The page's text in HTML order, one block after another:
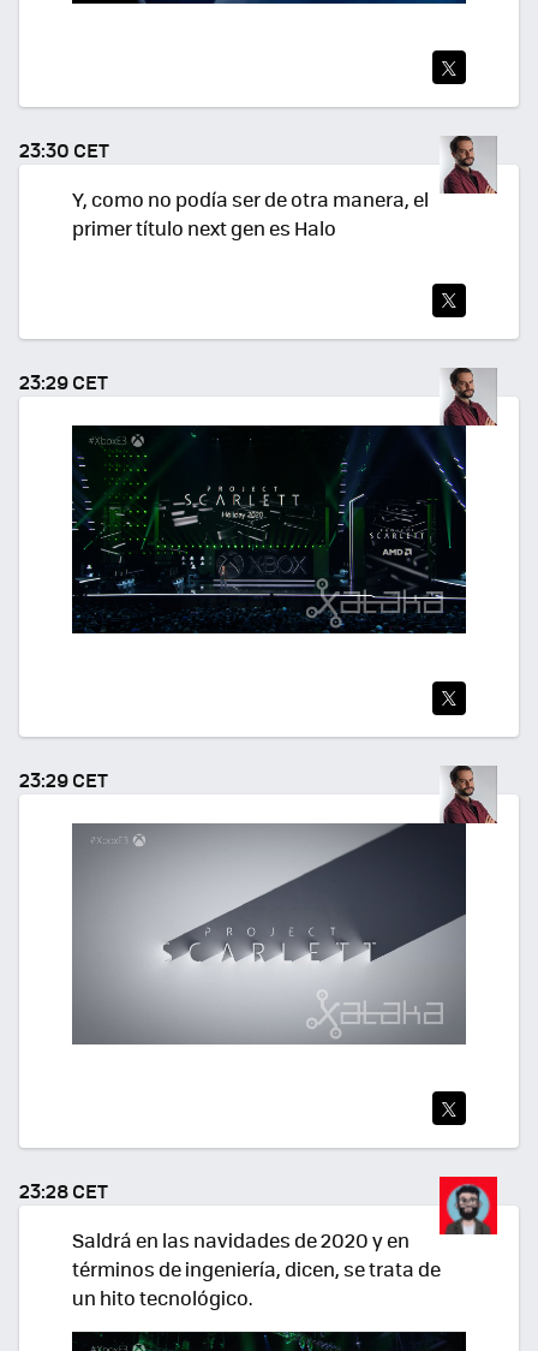
TEA
R
23:30 CET
Y, como no podía ser de otra manera, el
primer título next gen es Halo
TEA
R
23:29 CET
TEA
R
23:29 CET
TEA
R
23:28 CET
Saldrá en las navidades de 2020 y en
términos de ingeniería, dicen, se trata de
un hito tecnológico.